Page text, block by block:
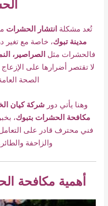
تُعد مشكلةانتشار الحشرات
مدينة تبوك، خاصة مع تغير
فالحشرات مثلالصراصير،
لا تقتصر أضرارها على
الصحة
وهنا يأتي دور شركة كيان
مكافحة الحشرات بتبوك،
فني محترف قادر على
والزاحفة
أهمية مكافحة